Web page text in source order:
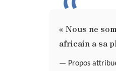
« Nous ne
africain a sa
— Propos